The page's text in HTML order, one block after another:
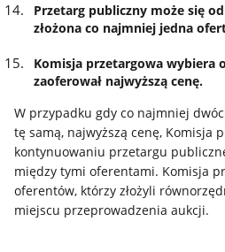
Przetarg publiczny może się
złożona co najmniej jedna
Komisja przetargowa wybiera
zaoferował najwyższą cenę.
W przypadku gdy co najmniej
tę samą, najwyższą cenę, Komisja
kontynuowaniu przetargu
między tymi oferentami. Komisja
oferentów, którzy złożyli
miejscu przeprowadzenia aukcji.